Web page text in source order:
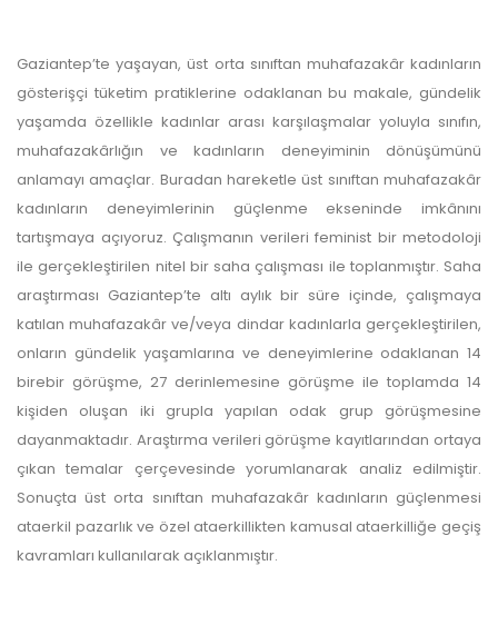
APC bilgi mesajı
ulaşmadan ödeme yapan
yazarlara geri iade
yapılmamaktadır.
Makale Takip Sistemi
gönderilmesi ve
sonraki öndenetim,
ve hakem süreçleri,
Dergipark üzerinden
Gaziantep’te yaşayan, üst orta sınıftan muhafazakâr kadınların
gösterişçi tüketim pratiklerine odaklanan bu makale, gündelik
yaşamda özellikle kadınlar arası karşılaşmalar yoluyla sınıfın,
muhafazakârlığın ve kadınların deneyiminin dönüşümünü
anlamayı amaçlar. Buradan hareketle üst sınıftan muhafazakâr
kadınların deneyimlerinin güçlenme ekseninde imkânını
tartışmaya açıyoruz. Çalışmanın verileri feminist bir metodoloji
ile gerçekleştirilen nitel bir saha çalışması ile toplanmıştır. Saha
araştırması Gaziantep’te altı aylık bir süre içinde, çalışmaya
katılan muhafazakâr ve/veya dindar kadınlarla gerçekleştirilen,
onların gündelik yaşamlarına ve deneyimlerine odaklanan 14
birebir görüşme, 27 derinlemesine görüşme ile toplamda 14
kişiden oluşan iki grupla yapılan odak grup görüşmesine
dayanmaktadır. Araştırma verileri görüşme kayıtlarından ortaya
çıkan temalar çerçevesinde yorumlanarak analiz edilmiştir.
Sonuçta üst orta sınıftan muhafazakâr kadınların güçlenmesi
ataerkil pazarlık ve özel ataerkillikten kamusal ataerkilliğe geçiş
kavramları kullanılarak açıklanmıştır.